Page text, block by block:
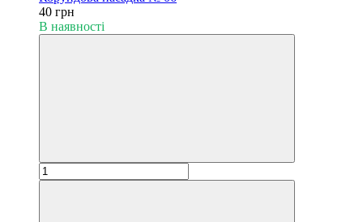
40 грн
В наявності